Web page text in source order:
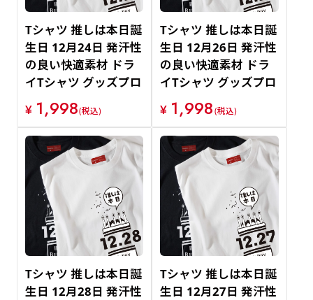
Tシャツ 推しは本日誕
生日 12月24日 発汗性
の良い快適素材 ドラ
イTシャツ グッズプロ
¥ 1,998(税込)
Tシャツ 推しは本日誕
生日 12月26日 発汗性
の良い快適素材 ドラ
イTシャツ グッズプロ
¥ 1,998(税込)
Tシャツ 推しは本日誕
生日 12月28日 発汗性
Tシャツ 推しは本日誕
生日 12月27日 発汗性